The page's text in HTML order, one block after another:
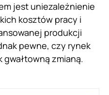
jest uniezależnienie
kosztów pracy i
produkcji
pewne, czy rynek
zmianą.